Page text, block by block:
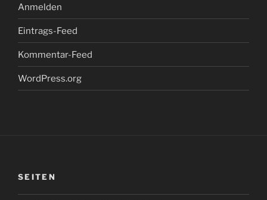
Anmelden
Eintrags-Feed
Kommentar-Feed
WordPress.org
SEITEN